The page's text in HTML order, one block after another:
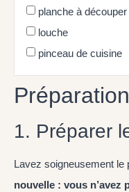
planche à découper
louche
pinceau de cuisine
Préparation
1. Préparer
Lavez soigneusement le
nouvelle : vous n’avez